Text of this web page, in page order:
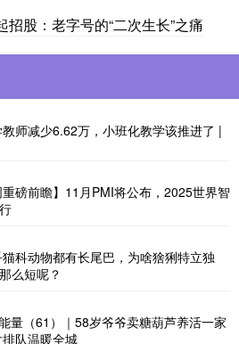
股：老字号的“二次生长”之痛
师减少6.62万，小班化教学该推进了 |
磅前瞻】11月PMI将公布，2025世界智
科动物都有长尾巴，为啥猞猁特立独
么短呢？
量（61）｜58岁爷爷卖糖葫芦养活一家
队温暖全城